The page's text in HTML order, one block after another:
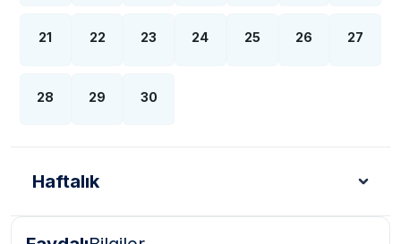
21 22 23 24 25 26 27
28 29 30
Haftalık